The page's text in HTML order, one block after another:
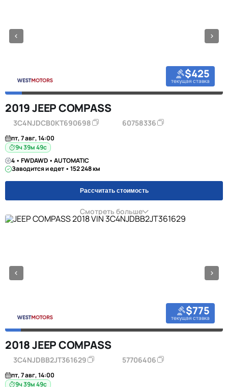
$425
текущая ставка
2019 JEEP COMPASS
3C4NJDCB0KT690698 60758336
пт, 7 авг, 14:00
9ч 39м 48с
4 • FWDAWD • AUTOMATIC
Заводится и едет • 152 248 км
Рассчитать стоимость
Смотреть больше
$775
текущая ставка
2018 JEEP COMPASS
3C4NJDBB2JT361629 57706406
пт, 7 авг, 14:00
9ч 39м 48с